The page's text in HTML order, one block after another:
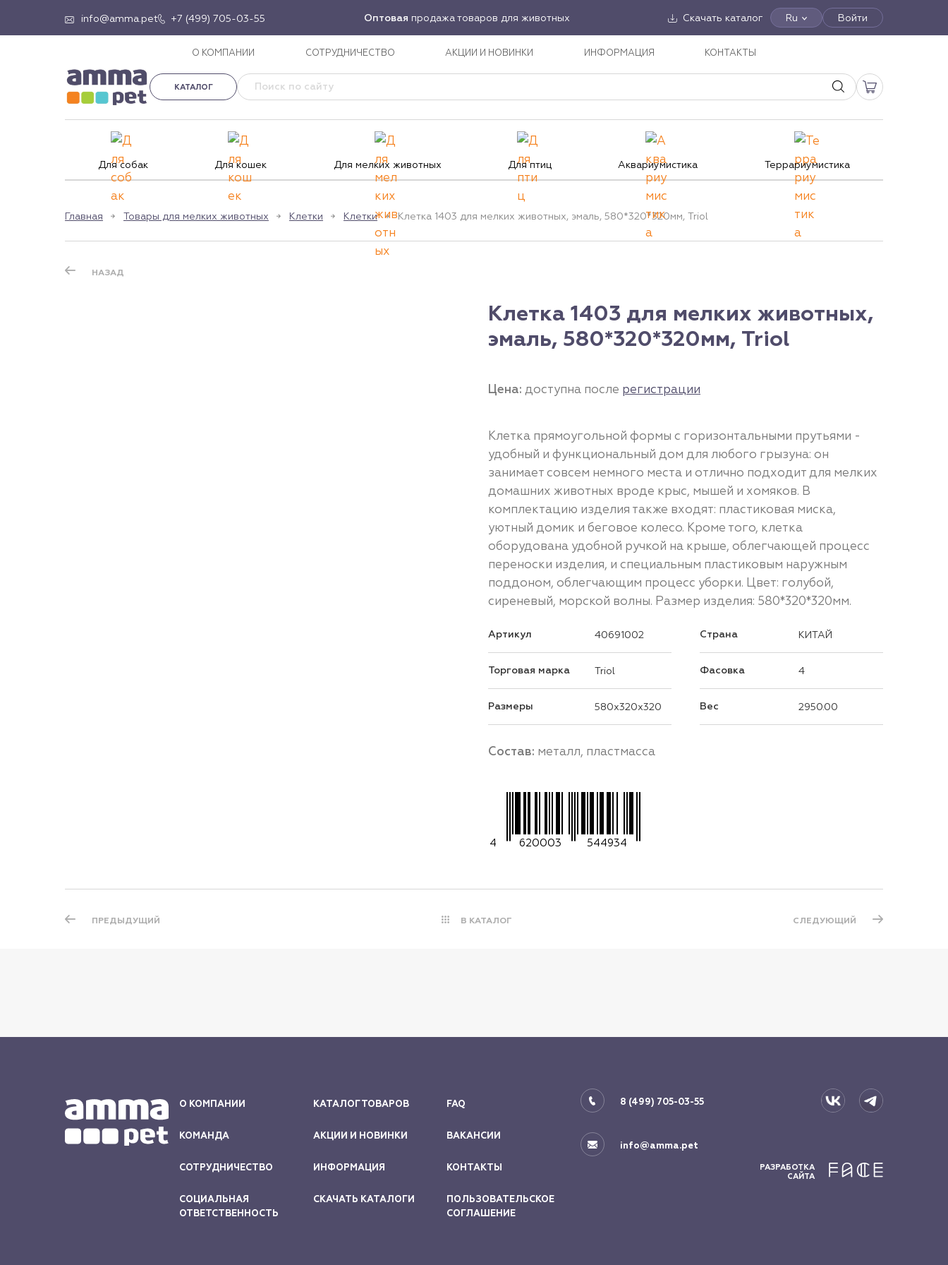
info@amma.pet +7 (499) 705-03-55 Оптовая продажа товаров для животных Скачать каталог Ru Войти
О КОМПАНИИ СОТРУДНИЧЕСТВО АКЦИИ И НОВИНКИ ИНФОРМАЦИЯ КОНТАКТЫ
КАТАЛОГ
Для собак Для кошек Для мелких животных Для птиц Аквариумистика Террариумистика
Главная Товары для мелких животных Клетки Клетки Клетка 1403 для мелких животных, эмаль, 580*320*320мм, Triol
НАЗАД
Клетка 1403 для мелких животных,
эмаль, 580*320*320мм, Triol
Цена: доступна после регистрации
Клетка прямоугольной формы с горизонтальными прутьями -
удобный и функциональный дом для любого грызуна: он
занимает совсем немного места и отлично подходит для мелких
домашних животных вроде крыс, мышей и хомяков. В
комплектацию изделия также входят: пластиковая миска,
уютный домик и беговое колесо. Кроме того, клетка
оборудована удобной ручкой на крыше, облегчающей процесс
переноски изделия, и специальным пластиковым наружным
поддоном, облегчающим процесс уборки. Цвет: голубой,
сиреневый, морской волны. Размер изделия: 580*320*320мм.
Артикул 40691002
Торговая марка Triol
Размеры 580x320x320
Страна КИТАЙ
Фасовка 4
Вес 2950.00
Состав: металл, пластмасса
4 620003 544934
ПРЕДЫДУЩИЙ В КАТАЛОГ СЛЕДУЮЩИЙ
О КОМПАНИИ
КОМАНДА
СОТРУДНИЧЕСТВО
СОЦИАЛЬНАЯ
ОТВЕТСТВЕННОСТЬ
КАТАЛОГ ТОВАРОВ
АКЦИИ И НОВИНКИ
ИНФОРМАЦИЯ
СКАЧАТЬ КАТАЛОГИ
FAQ
ВАКАНСИИ
КОНТАКТЫ
ПОЛЬЗОВАТЕЛЬСКОЕ
СОГЛАШЕНИЕ
8 (499) 705-03-55
info@amma.pet
РАЗРАБОТКА
САЙТА